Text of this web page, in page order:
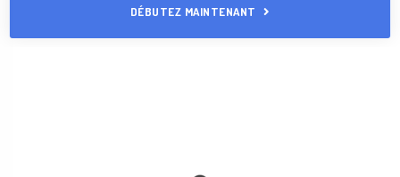
DÉBUTEZ MAINTENANT